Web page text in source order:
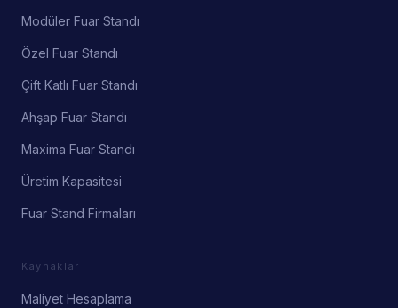
Modüler Fuar Standı
Özel Fuar Standı
Çift Katlı Fuar Standı
Ahşap Fuar Standı
Maxima Fuar Standı
Üretim Kapasitesi
Fuar Stand Firmaları
Kaynaklar
Maliyet Hesaplama